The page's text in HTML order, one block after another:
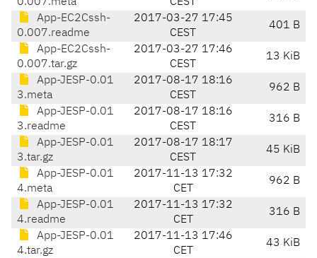
App-EC2Cssh-
0.007.readme
2017-03-27 17:45
CEST
401 B
App-EC2Cssh-
0.007.tar.gz
2017-03-27 17:46
CEST
13 KiB
App-JESP-0.01
3.meta
2017-08-17 18:16
CEST
962 B
App-JESP-0.01
3.readme
2017-08-17 18:16
CEST
316 B
App-JESP-0.01
3.tar.gz
2017-08-17 18:17
CEST
45 KiB
App-JESP-0.01
4.meta
2017-11-13 17:32
CET
962 B
App-JESP-0.01
4.readme
2017-11-13 17:32
CET
316 B
App-JESP-0.01
4.tar.gz
2017-11-13 17:46
CET
43 KiB